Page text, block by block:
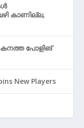
കാണില്ല,
പോളിങ്
New Players